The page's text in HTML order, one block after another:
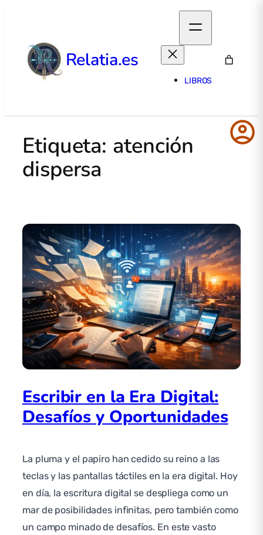
Relatia.es
LIBROS
Etiqueta: atención
dispersa
Escribir en la Era Digital:
Desafíos y Oportunidades
La pluma y el papiro han cedido su reino a las
teclas y las pantallas táctiles en la era digital. Hoy
en día, la escritura digital se despliega como un
mar de posibilidades infinitas, pero también como
un campo minado de desafíos. En este vasto
account_circle